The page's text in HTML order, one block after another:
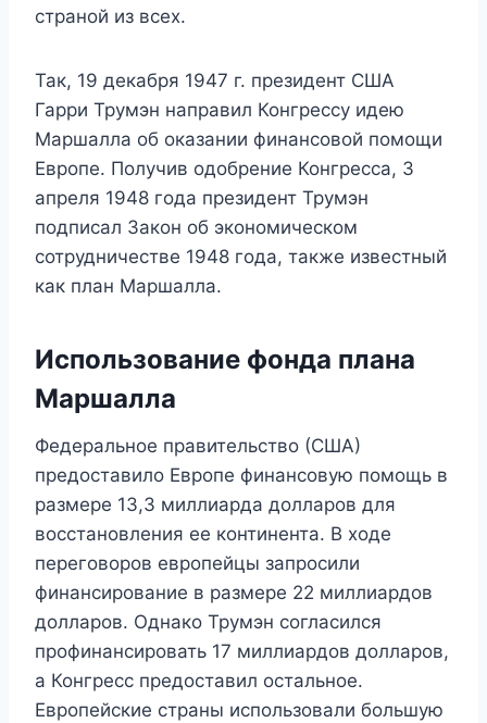
страной из всех.
Так, 19 декабря 1947 г. президент США
Гарри Трумэн направил Конгрессу идею
Маршалла об оказании финансовой помощи
Европе. Получив одобрение Конгресса, 3
апреля 1948 года президент Трумэн
подписал Закон об экономическом
сотрудничестве 1948 года, также известный
как план Маршалла.
Использование фонда плана
Маршалла
Федеральное правительство (США)
предоставило Европе финансовую помощь в
размере 13,3 миллиарда долларов для
восстановления ее континента. В ходе
переговоров европейцы запросили
финансирование в размере 22 миллиардов
долларов. Однако Трумэн согласился
профинансировать 17 миллиардов долларов,
а Конгресс предоставил остальное.
Европейские страны использовали большую